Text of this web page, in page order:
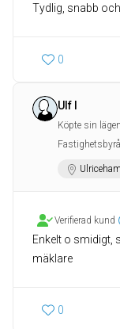
Tydlig, snabb
0
Ulf I
Köpte sin
Verifierad kund
Enkelt o smidigt,
mäklare
0